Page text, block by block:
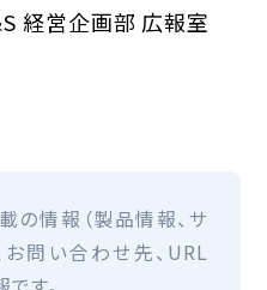
経営企画部 広報室
の情報（製品情報、サ
問い合わせ先、URL